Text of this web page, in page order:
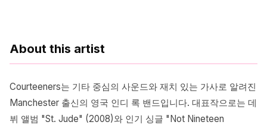
About this artist
Courteeners는 기타 중심의 사운드와 재치 있는 가사로 알려진
Manchester 출신의 영국 인디 록 밴드입니다. 대표작으로는 데
뷔 앨범 "St. Jude" (2008)와 인기 싱글 "Not Nineteen